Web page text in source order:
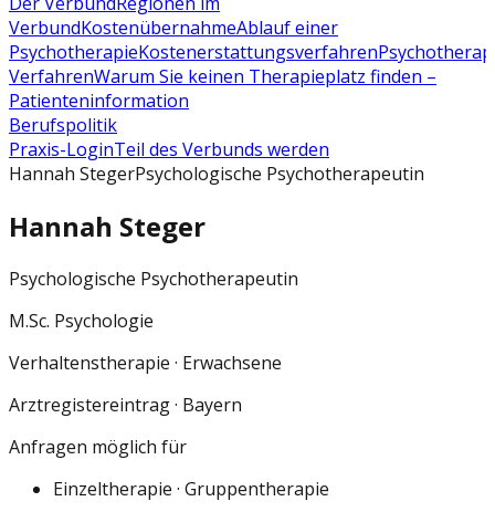
VerbundKostenübernahmeAblauf einer
PsychotherapieKostenerstattungsverfahren
VerfahrenWarum Sie keinen Therapieplatz finden –
Patienteninformation
Berufspolitik
Praxis-LoginTeil des Verbunds werden
Hannah StegerPsychologische Psychotherapeutin
Hannah Steger
Psychologische Psychotherapeutin
M.Sc. Psychologie
Verhaltenstherapie · Erwachsene
Arztregistereintrag· Bayern
Anfragen möglich für
Einzeltherapie · Gruppentherapie